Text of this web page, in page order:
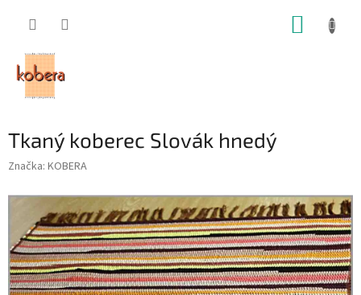
Tkaný koberec Slovák hnedý
Značka: KOBERA